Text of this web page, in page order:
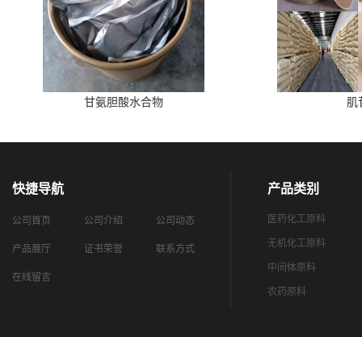
甘氨胆酸水合物 肌
快捷导航
公司首页 公司介绍 公司动态
产品展厅 证书荣誉 联系方式
在线留言
产品类别
医药化工原料
无机化工原料
中间体原料
农药原料